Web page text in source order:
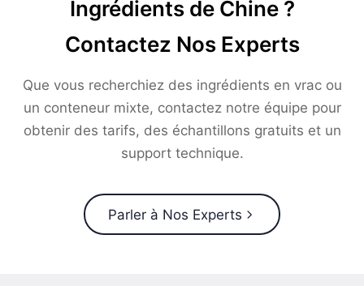
Ingrédients de Chine ?
Contactez Nos Experts
Que vous recherchiez des ingrédients en vrac ou
un conteneur mixte, contactez notre équipe pour
obtenir des tarifs, des échantillons gratuits et un
support technique.
Parler à Nos Experts